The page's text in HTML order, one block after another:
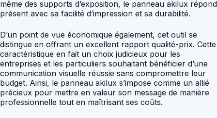
même des supports d’exposition, le panneau akilux répond
présent avec sa facilité d’impression et sa durabilité.
D’un point de vue économique également, cet outil se
distingue en offrant un excellent rapport qualité-prix. Cette
caractéristique en fait un choix judicieux pour les
entreprises et les particuliers souhaitant bénéficier d’une
communication visuelle réussie sans compromettre leur
budget. Ainsi, le panneau akilux s’impose comme un allié
précieux pour mettre en valeur son message de manière
professionnelle tout en maîtrisant ses coûts.